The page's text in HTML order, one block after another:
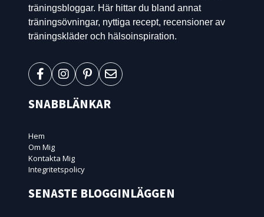
träningsbloggar. Här hittar du bland annat
träningsövningar, nyttiga recept, recensioner av
träningskläder och hälsoinspiration.
SNABBLÄNKAR
Hem
Om Mig
Kontakta Mig
Integritetspolicy
SENASTE BLOGGINLÄGGEN